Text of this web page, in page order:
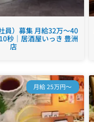
員）募集 月給32万～40
秒｜居酒屋いっき 豊洲
店
月給 25万円～